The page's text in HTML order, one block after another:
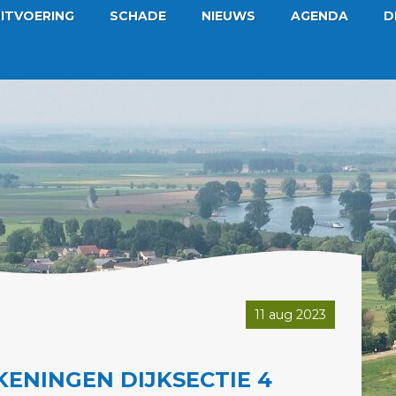
SCHADE NIEUWS AGENDA
DIJKSECTIE 4
11 aug 2023